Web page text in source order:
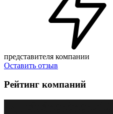
представителя компании
Оставить отзыв
Рейтинг компаний